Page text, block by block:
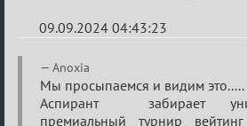
09.09.2024 04:43:23
Re:
Waiting
Anoxia
Мы просыпаемся и видим это.....
Аспирант забирает
премиальный турнир